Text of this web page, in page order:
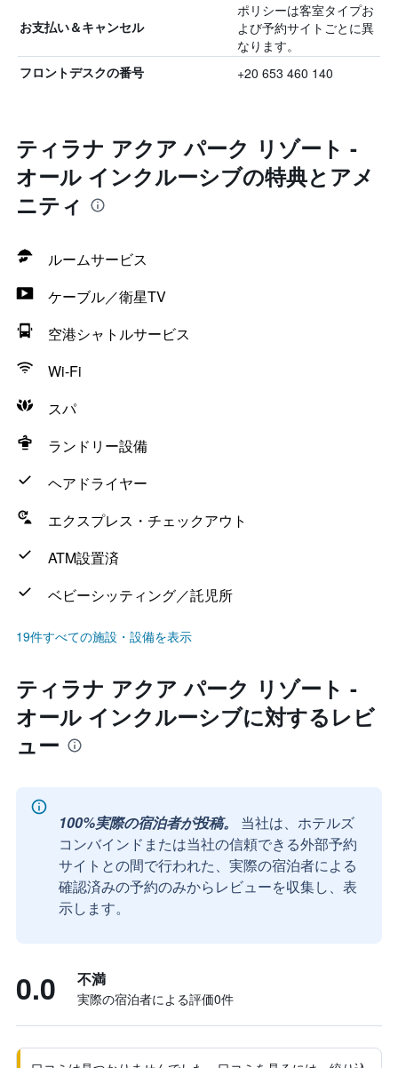
お支払い＆キャンセル
ポリシーは客室タイプお
よび予約サイトごとに異
なります。
フロントデスクの番号 +20 653 460 140
ティラナ アクア パーク リゾート -
オール インクルーシブの特典とアメ
ニティ
ルームサービス
ケーブル／衛星TV
空港シャトルサービス
Wi-Fi
スパ
ランドリー設備
ヘアドライヤー
エクスプレス・チェックアウト
ATM設置済
ベビーシッティング／託児所
19件すべての施設・設備を表示
ティラナ アクア パーク リゾート -
オール インクルーシブに対するレビ
ュー
100%実際の宿泊者が投稿。
当社は、ホテルズ
コンバインドまたは当社の信頼できる外部予約
サイトとの間で行われた、実際の宿泊者による
確認済みの予約のみからレビューを収集し、表
示します。
0.0 不満
実際の宿泊者による評価0​件